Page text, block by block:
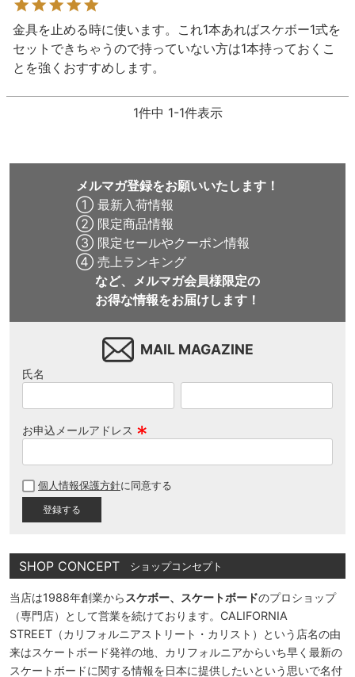
金具を止める時に使います。これ1本あればスケボー1式を
セットできちゃうので持っていない方は1本持っておくこ
とを強くおすすめします。
1件中 1-1件表示
メルマガ登録をお願いいたします！
① 最新入荷情報
② 限定商品情報
③ 限定セールやクーポン情報
④ 売上ランキング
など、メルマガ会員様限定の
お得な情報をお届けします！
MAIL MAGAZINE
氏名
お申込メールアドレス
須
個人情報保護方針に同意する
SHOP CONCEPT ショップコンセプト
当店は1988年創業から スケボー、スケートボードのプロショップ
（専門店）として営業を続けております。CALIFORNIA
STREET（カリフォルニアストリート・カリスト）という店名の由
来はスケートボード発祥の地、カリフォルニアからいち早く最新の
スケートボードに関する情報を日本に提供したいという思いで名付